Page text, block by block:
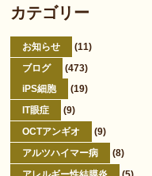
カテゴリー
お知らせ
(11)
ブログ
(473)
iPS細胞
(19)
IT眼症
(9)
OCTアンギオ
(9)
アルツハイマー病
(8)